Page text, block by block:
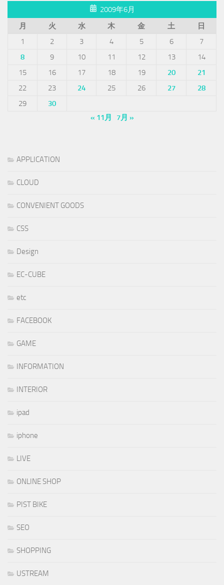
2009年6月
月
火 水 木 金 土
日
1
2 3 4 5 6
7
8
9 10 11 12 13
14
15
16 17 18 19 20
21
22
23 24 25 26 27
28
29
30
« 11月
7月 »
APPLICATION
CLOUD
CONVENIENT GOODS
CSS
Design
EC-CUBE
etc
FACEBOOK
GAME
INFORMATION
INTERIOR
ipad
iphone
LIVE
ONLINE SHOP
PIST BIKE
SEO
SHOPPING
USTREAM